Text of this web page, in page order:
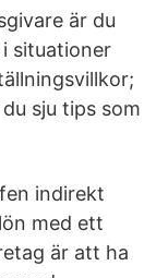
är du
situationer
sju tips som
indirekt
med ett
är att ha